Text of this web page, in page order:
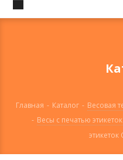
Главная - Каталог - Весовая
- Весы с печатью этикеток
этикеток